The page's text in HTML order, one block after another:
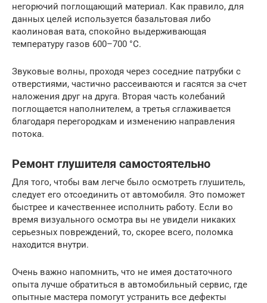
негорючий поглощающий материал. Как правило, для
данных целей используется базальтовая либо
каолиновая вата, спокойно выдерживающая
температуру газов 600–700 °С.
Звуковые волны, проходя через соседние патрубки с
отверстиями, частично рассеиваются и гасятся за счет
наложения друг на друга. Вторая часть колебаний
поглощается наполнителем, а третья сглаживается
благодаря перегородкам и изменению направления
потока.
Ремонт глушителя самостоятельно
Для того, чтобы вам легче было осмотреть глушитель,
следует его отсоединить от автомобиля. Это поможет
быстрее и качественнее исполнить работу. Если во
время визуального осмотра вы не увидели никаких
серьезных повреждений, то, скорее всего, поломка
находится внутри.
Очень важно напомнить, что не имея достаточного
опыта лучше обратиться в автомобильный сервис, где
опытные мастера помогут устранить все дефекты